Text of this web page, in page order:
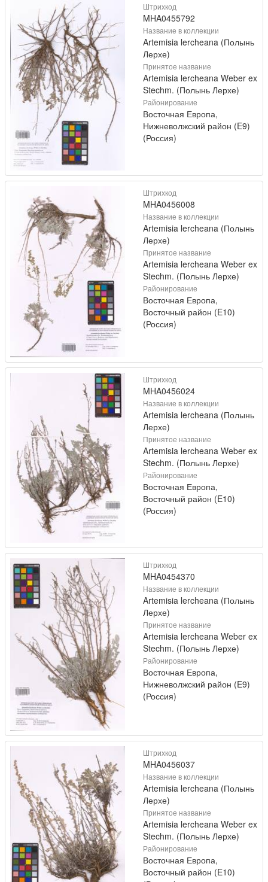
Штрихкод
MHA0455792
Название в коллекции
Artemisia lercheana (Полынь
Лерхе)
Принятое название
Artemisia lercheana Weber ex
Stechm. (Полынь Лерхе)
Районирование
Восточная Европа,
Нижневолжский район (E9)
(Россия)
Штрихкод
MHA0456008
Название в коллекции
Artemisia lercheana (Полынь
Лерхе)
Принятое название
Artemisia lercheana Weber ex
Stechm. (Полынь Лерхе)
Районирование
Восточная Европа,
Восточный район (E10)
(Россия)
Штрихкод
MHA0456024
Название в коллекции
Artemisia lercheana (Полынь
Лерхе)
Принятое название
Artemisia lercheana Weber ex
Stechm. (Полынь Лерхе)
Районирование
Восточная Европа,
Восточный район (E10)
(Россия)
Штрихкод
MHA0454370
Название в коллекции
Artemisia lercheana (Полынь
Лерхе)
Принятое название
Artemisia lercheana Weber ex
Stechm. (Полынь Лерхе)
Районирование
Восточная Европа,
Нижневолжский район (E9)
(Россия)
Штрихкод
MHA0456037
Название в коллекции
Artemisia lercheana (Полынь
Лерхе)
Принятое название
Artemisia lercheana Weber ex
Stechm. (Полынь Лерхе)
Районирование
Восточная Европа,
Восточный район (E10)